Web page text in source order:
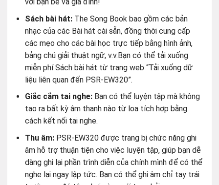
miễn phí Sách bài hát từ trang web “Tải xuống dữ
liệu liên quan đến PSR-EW320”.
Giắc cắm tai nghe:Bạn có thể luyện tập mà không
tạo ra bất kỳ âm thanh nào từ loa tích hợp bằng
cách kết nối tai nghe.
Thu âm:PSR-EW320 được trang bị chức năng ghi
dàng ghi lại phần trình diễn của chính mình để có thể
nghe lại ngay lập tức. Bạn có thể ghi âm chỉ tay trái
trước, sau đó tập chơi cùng với tay phải.
Chạy bằng pin:PSR-EW320 có thể sử dụng pin cỡ
AA tùy chọn hoặc bộ chuyển đổi AC đi kèm, vì vậy
bạn có thể thoải mái chơi ở những nơi không có
nguồn điện.